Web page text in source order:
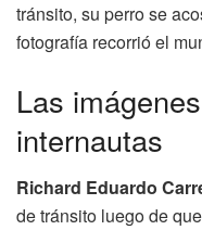
tránsito, su perro se
fotografía recorrió el
Las
internautas
Richard Eduardo
de tránsito luego de